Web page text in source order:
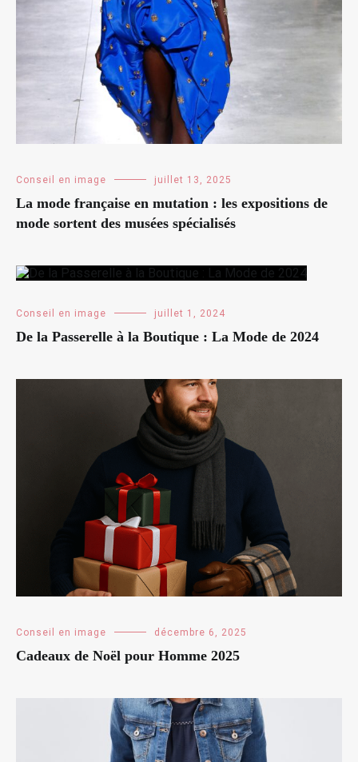
Conseil en image juillet 13, 2025
La mode française en mutation : les expositions de
mode sortent des musées spécialisés
Conseil en image juillet 1, 2024
De la Passerelle à la Boutique : La Mode de 2024
Conseil en image décembre 6, 2025
Cadeaux de Noël pour Homme 2025